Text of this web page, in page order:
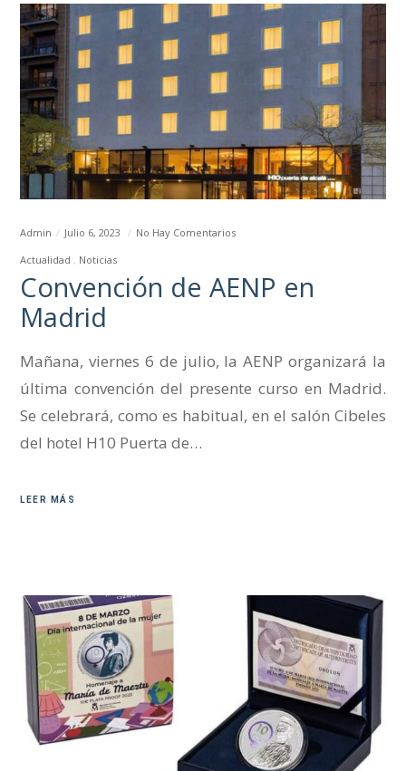
Admin Julio 6, 2023
No Hay Comentarios
Actualidad
Noticias
Convención de AENP en
Madrid
Mañana, viernes 6 de julio, la AENP organizará la
última convención del presente curso en Madrid.
Se celebrará, como es habitual, en el salón Cibeles
del hotel H10 Puerta de…
LEER MÁS